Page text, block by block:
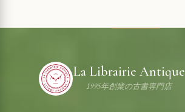
La Librairie Antique
1995年創業の古書専門店